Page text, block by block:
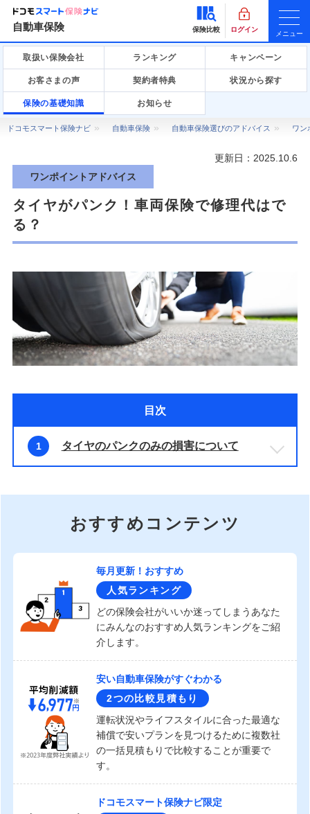
自動車保険 保険比較 ログイン
メニュー
取扱い保険会社 ランキング キャンペーン
お客さまの声 契約者特典 状況から探す
保険の基礎知識 お知らせ
ドコモスマート保険ナビ 自動車保険 自動車保険選びのアドバイス ワン
更新日：2025.10.6
ワンポイントアドバイス
タイヤがパンク！車両保険で修理代はで
る？
目次
1 タイヤのパンクのみの損害について
おすすめコンテンツ
毎月更新！おすすめ
人気ランキング
どの保険会社がいいか迷ってしまうあなた
にみんなのおすすめ人気ランキングをご紹
介します。
安い自動車保険がすぐわかる
2つの比較見積もり
運転状況やライフスタイルに合った最適な
補償で安いプランを見つけるために複数社
の一括見積もりで比較することが重要で
す。
ドコモスマート保険ナビ限定